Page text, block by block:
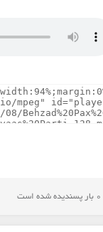
0 بار پسنديده شده است